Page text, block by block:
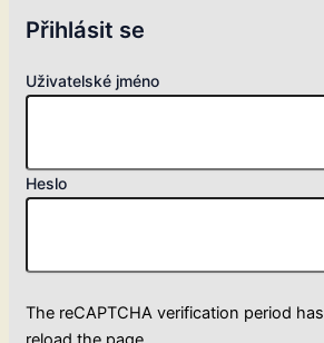
Přihlásit se
Uživatelské jméno
Heslo
The reCAPTCHA verification period